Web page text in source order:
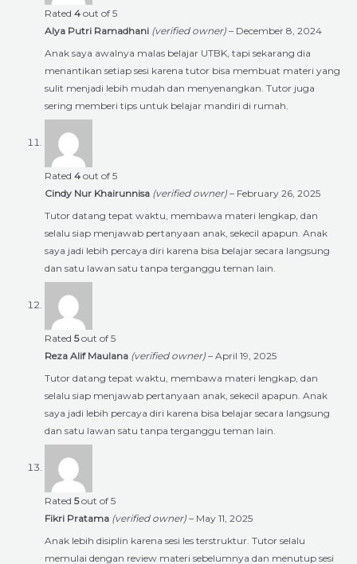
Rated 4 out of 5
Alya Putri Ramadhani (verified owner) – December 8, 2024
Anak saya awalnya malas belajar UTBK, tapi sekarang dia
menantikan setiap sesi karena tutor bisa membuat materi yang
sulit menjadi lebih mudah dan menyenangkan. Tutor juga
sering memberi tips untuk belajar mandiri di rumah.
Rated 4 out of 5
Cindy Nur Khairunnisa (verified owner) – February 26, 2025
Tutor datang tepat waktu, membawa materi lengkap, dan
selalu siap menjawab pertanyaan anak, sekecil apapun. Anak
saya jadi lebih percaya diri karena bisa belajar secara langsung
dan satu lawan satu tanpa terganggu teman lain.
Rated 5out of 5
Reza Alif Maulana (verified owner) – April 19, 2025
Tutor datang tepat waktu, membawa materi lengkap, dan
selalu siap menjawab pertanyaan anak, sekecil apapun. Anak
saya jadi lebih percaya diri karena bisa belajar secara langsung
dan satu lawan satu tanpa terganggu teman lain.
Rated 5out of 5
Fikri Pratama (verified owner) – May 11, 2025
Anak lebih disiplin karena sesi les terstruktur. Tutor selalu
memulai dengan review materi sebelumnya dan menutup sesi